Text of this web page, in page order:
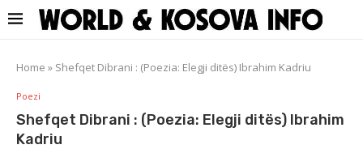
Home » Shefqet Dibrani : (Poezia: Elegji ditës) Ibrahim Kadriu
Poezi
Shefqet Dibrani : (Poezia: Elegji ditës) Ibrahim
Kadriu